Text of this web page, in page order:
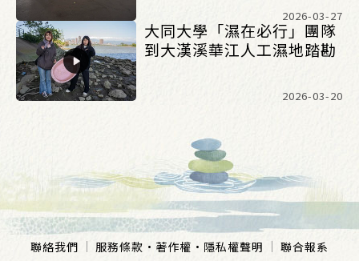
2026-03-27
大同大學「濕在必行」團隊
到大漢溪華江人工濕地踏勘
2026-03-20
聯絡我們 服務條款 · 著作權 · 隱私權聲明 聯合報系